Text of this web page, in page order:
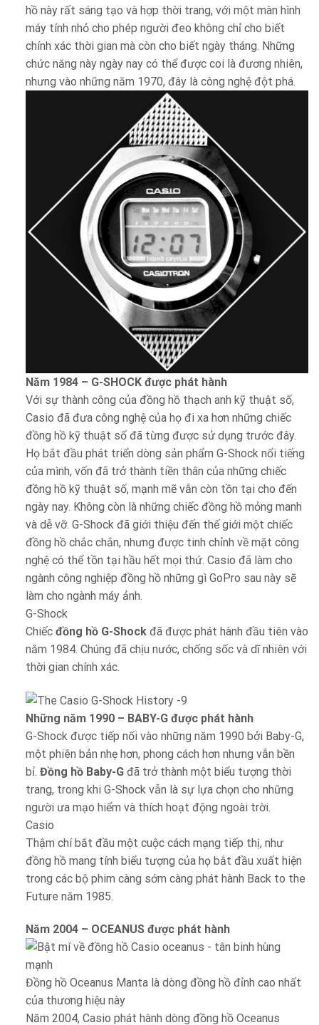
hồ này rất sáng tạo và hợp thời trang, với một màn hình
máy tính nhỏ cho phép người đeo không chỉ cho biết
chính xác thời gian mà còn cho biết ngày tháng. Những
chức năng này ngày nay có thể được coi là đương nhiên,
nhưng vào những năm 1970, đây là công nghệ đột phá.
Năm 1984 – G-SHOCK được phát hành
Với sự thành công của đồng hồ thạch anh kỹ thuật số,
Casio đã đưa công nghệ của họ đi xa hơn những chiếc
đồng hồ kỹ thuật số đã từng được sử dụng trước đây.
Họ bắt đầu phát triển dòng sản phẩm G-Shock nổi tiếng
của mình, vốn đã trở thành tiền thân của những chiếc
đồng hồ kỹ thuật số, mạnh mẽ vẫn còn tồn tại cho đến
ngày nay. Không còn là những chiếc đồng hồ mỏng manh
và dễ vỡ. G-Shock đã giới thiệu đến thế giới một chiếc
đồng hồ chắc chắn, nhưng được tinh chỉnh về mặt công
nghệ có thể tồn tại hầu hết mọi thứ. Casio đã làm cho
ngành công nghiệp đồng hồ những gì GoPro sau này sẽ
làm cho ngành máy ảnh.
G-Shock
Chiếc đồng hồ G-Shockđã được phát hành đầu tiên vào
năm 1984. Chúng đã chịu nước, chống sốc và dĩ nhiên với
thời gian chính xác.
Những năm 1990 – BABY-G được phát hành
G-Shock được tiếp nối vào những năm 1990 bởi Baby-G,
một phiên bản nhẹ hơn, phong cách hơn nhưng vẫn bền
bỉ. Đồng hồ Baby-Gđã trở thành một biểu tượng thời
trang, trong khi G-Shock vẫn là sự lựa chọn cho những
người ưa mạo hiểm và thích hoạt động ngoài trời.
Casio
Thậm chí bắt đầu một cuộc cách mạng tiếp thị, như
đồng hồ mang tính biểu tượng của họ bắt đầu xuất hiện
trong các bộ phim càng sớm càng phát hành Back to the
Future năm 1985.
Năm 2004 – OCEANUS được phát hành
Đồng hồ Oceanus Manta là dòng đồng hồ đỉnh cao nhất
của thương hiệu này
Năm 2004, Casio phát hành dòng đồng hồ Oceanus